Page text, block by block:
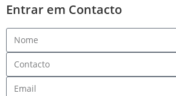
Entrar em Contacto